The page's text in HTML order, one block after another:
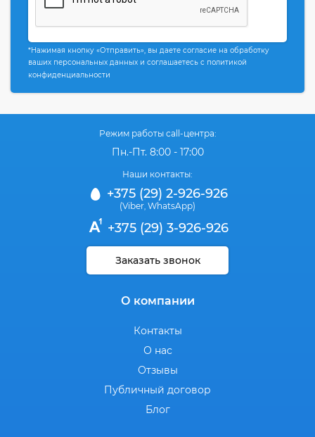
*Нажимая кнопку «Отправить», вы даете согласие на обработку
ваших персональных данных и соглашаетесь с политикой
конфиденциальности
Режим работы call-центра:
Пн.-Пт. 8:00 - 17:00
Наши контакты:
+375 (29) 2-926-926
(Viber WhatsApp)
+375 (29) 3-926-926
Заказать звонок
О компании
Контакты
О нас
Отзывы
Публичный договор
Блог